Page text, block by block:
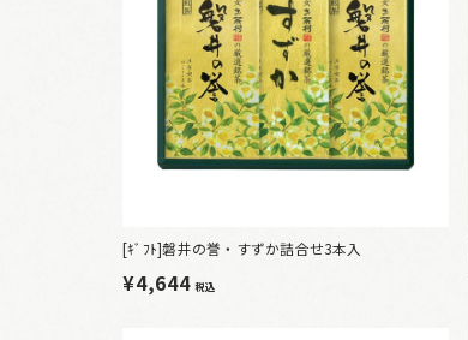
[ｷﾞﾌﾄ]磐井の誉・すずか詰合せ3本入
¥4,644税込